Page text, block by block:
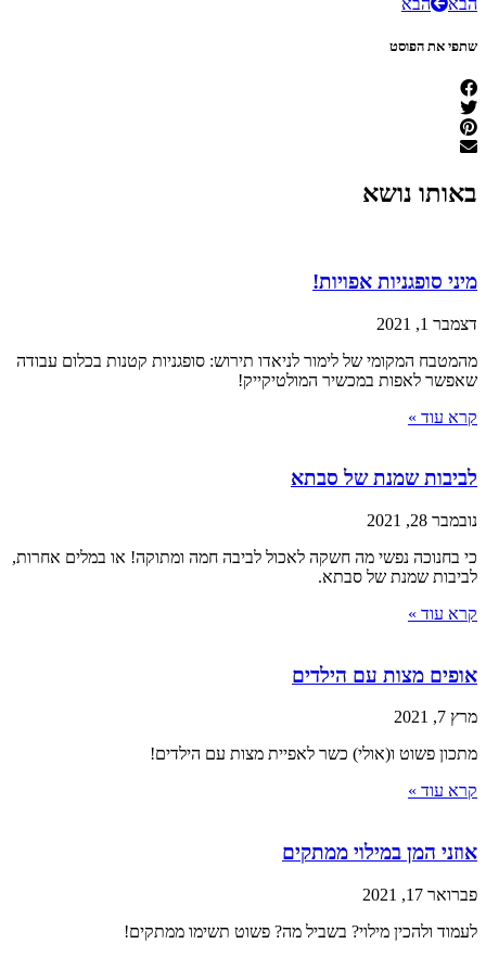
הבא הבא
שתפי את הפוסט
באותו נושא
מיני סופגניות אפויות!
דצמבר 1, 2021
מהמטבח המקומי של לימור לניאדו תירוש: סופגניות קטנות בכלום עבודה
שאפשר לאפות במכשיר המולטיקייק!
קרא עוד »
לביבות שמנת של סבתא
נובמבר 28, 2021
כי בחנוכה נפשי מה חשקה לאכול לביבה חמה ומתוקה! או במלים אחרות,
לביבות שמנת של סבתא.
קרא עוד »
אופים מצות עם הילדים
מרץ 7, 2021
מתכון פשוט ו(אולי) כשר לאפיית מצות עם הילדים!
קרא עוד »
אוזני המן במילוי ממתקים
פברואר 17, 2021
לעמוד ולהכין מילוי? בשביל מה? פשוט תשימו ממתקים!